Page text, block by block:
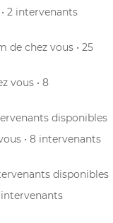
2 intervenants
de chez vous • 25
vous • 8
disponibles
• 8 intervenants
disponibles
intervenants